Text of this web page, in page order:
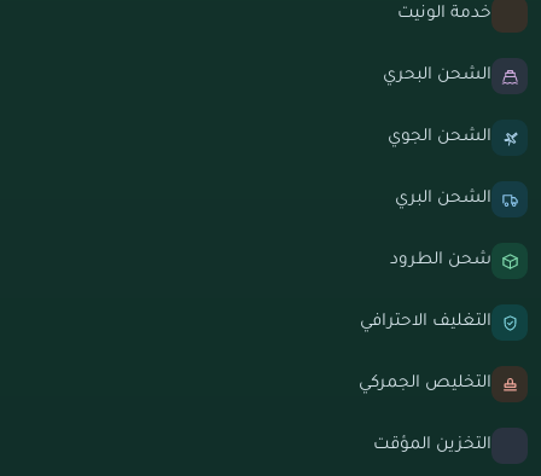
خدمة الونيت
الشحن البحري
الشحن الجوي
الشحن البري
شحن الطرود
التغليف الاحترافي
التخليص الجمركي
التخزين المؤقت